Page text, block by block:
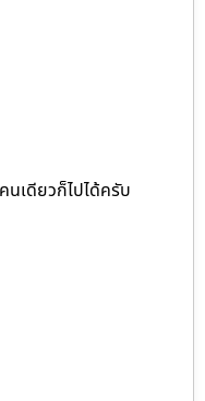
เดียวก็ไปได้ครับ